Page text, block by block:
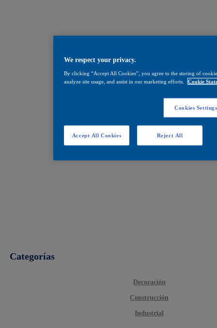
Categorías
Decoración
Construcción
Industrial
We respect your privacy.
By clicking “Accept All Cookies”, you agree to the storing of
analyze site usage, and assist in our marketing efforts.
Cookie
Cookies Settings
Reject All
Accept All Cookies